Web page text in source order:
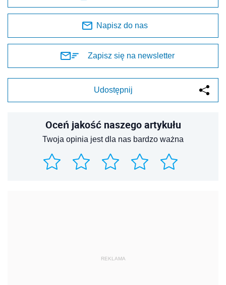
Napisz do nas
Zapisz się na newsletter
Udostępnij
Oceń jakość naszego artykułu
Twoja opinia jest dla nas bardzo ważna
REKLAMA